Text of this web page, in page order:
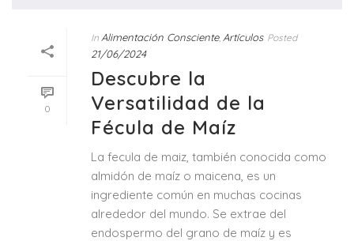
0
In Alimentación Consciente, Artículos Posted
21/06/2024
Descubre la
Versatilidad de la
Fécula de Maíz
La fecula de maiz, también conocida como
almidón de maíz o maicena, es un
ingrediente común en muchas cocinas
alrededor del mundo. Se extrae del
endospermo del grano de maíz y es